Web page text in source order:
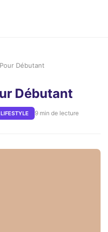
Débutant
Débutant
LIFESTYLE 9 min de lecture